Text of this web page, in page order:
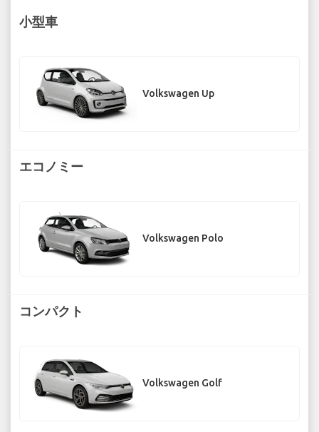
小型車
Volkswagen Up
エコノミー
Volkswagen Polo
コンパクト
Volkswagen Golf